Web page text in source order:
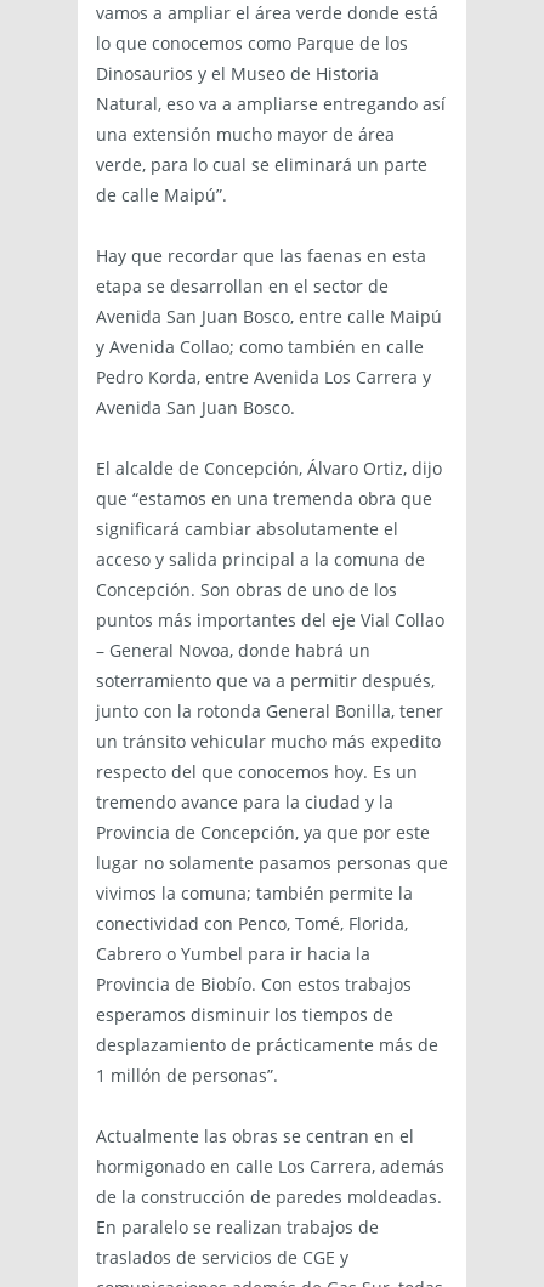
vamos a ampliar el área verde donde está
lo que conocemos como Parque de los
Dinosaurios y el Museo de Historia
Natural, eso va a ampliarse entregando así
una extensión mucho mayor de área
verde, para lo cual se eliminará un parte
de calle Maipú”.
Hay que recordar que las faenas en esta
etapa se desarrollan en el sector de
Avenida San Juan Bosco, entre calle Maipú
y Avenida Collao; como también en calle
Pedro Korda, entre Avenida Los Carrera y
Avenida San Juan Bosco.
El alcalde de Concepción, Álvaro Ortiz, dijo
que “estamos en una tremenda obra que
significará cambiar absolutamente el
acceso y salida principal a la comuna de
Concepción. Son obras de uno de los
puntos más importantes del eje Vial Collao
– General Novoa, donde habrá un
soterramiento que va a permitir después,
junto con la rotonda General Bonilla, tener
un tránsito vehicular mucho más expedito
respecto del que conocemos hoy. Es un
tremendo avance para la ciudad y la
Provincia de Concepción, ya que por este
lugar no solamente pasamos personas que
vivimos la comuna; también permite la
conectividad con Penco, Tomé, Florida,
Cabrero o Yumbel para ir hacia la
Provincia de Biobío. Con estos trabajos
esperamos disminuir los tiempos de
desplazamiento de prácticamente más de
1 millón de personas”.
Actualmente las obras se centran en el
hormigonado en calle Los Carrera, además
de la construcción de paredes moldeadas.
En paralelo se realizan trabajos de
traslados de servicios de CGE y